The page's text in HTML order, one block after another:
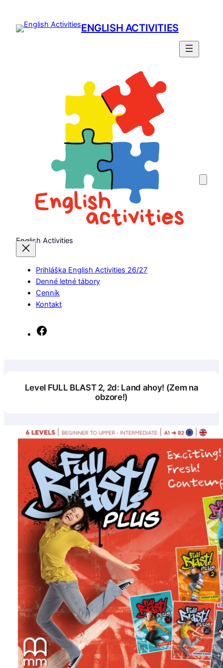
obsah
ENGLISH ACTIVITIES
English Activities
Prihláška English Activities 26/27
Denné letné tábory
Cenník
Kontakt
Level FULL BLAST 2, 2d: Land ahoy! (Zem na
obzore!)